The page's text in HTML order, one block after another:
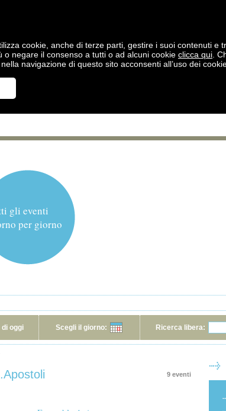
cookie, anche di terze parti, gestire i suoi contenuti e
o negare il consenso a tutti o ad alcuni cookie clicca qui .
navigazione di questo sito acconsenti all’uso dei
gli eventi
per giorno
di oggi Scegli il giorno: Ricerca libera:
9 eventi